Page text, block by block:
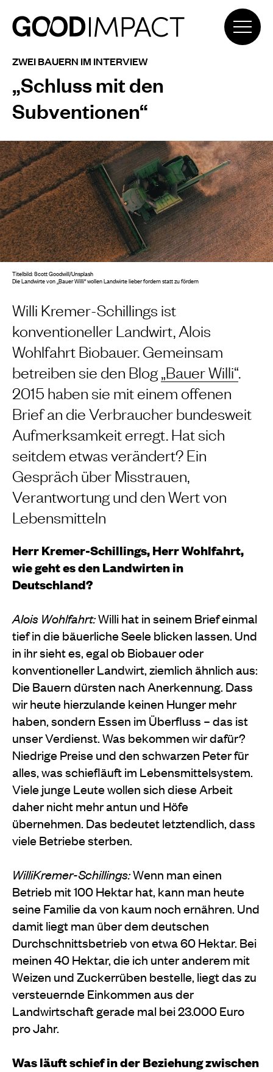
ZWEI BAUERN IM INTERVIEW
„Schluss mit den
Subventionen“
Willi Kremer-Schillings ist
konventioneller Landwirt, Alois
Wohlfahrt Biobauer. Gemeinsam
betreiben sie den Blog „Bauer Willi“
2015 haben sie mit einem offenen
Brief an die Verbraucher bundesweit
Aufmerksamkeit erregt. Hat sich
seitdem etwas verändert? Ein
Gespräch über Misstrauen,
Verantwortung und den Wert von
Lebensmitteln
Herr Kremer-Schillings, Herr Wohlfahrt,
wie geht es den Landwirten in
Deutschland?
Alois Wohlfahrt:Willi hat in seinem Brief einmal
tief in die bäuerliche Seele bli­cken lassen. Und
in ihr sieht es, egal ob Biobauer oder
konventioneller Landwirt, ziemlich ähnlich aus:
Die Bauern dürsten nach Anerkennung. Dass
wir heute hierzulande keinen Hunger mehr
haben, sondern Es­sen im Überfluss – das ist
unser Verdienst. Was bekom­men wir dafür?
Niedrige Preise und den schwarzen Peter für
alles, was schiefläuft im Lebensmittelsys­tem.
Viele junge Leute wollen sich diese Arbeit
daher nicht mehr antun und Höfe
übernehmen. Das bedeu­tet letztendlich, dass
viele Betriebe sterben.
WilliKremer-Schillings:Wenn man einen
Betrieb mit 100 Hektar hat, kann man heute
seine Familie da­ von kaum noch ernähren. Und
damit liegt man über dem deutschen
Durchschnittsbetrieb von etwa 60 Hektar. Bei
meinen 40 Hektar, die ich unter ande­rem mit
Weizen und Zuckerrüben bestelle, liegt das zu
versteuernde Einkommen aus der
Landwirtschaft gerade mal bei 23.000 Euro
pro Jahr.
Was läuft schief in der Beziehung zwischen
Titelbild: Scott Goodwill/Unsplash
Die Landwirte von „Bauer Willi“ wollen Landwirte lieber fordern statt zu fördern